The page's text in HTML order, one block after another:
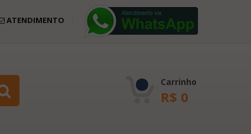
ATENDIMENTO
Carrinho
R$ 0